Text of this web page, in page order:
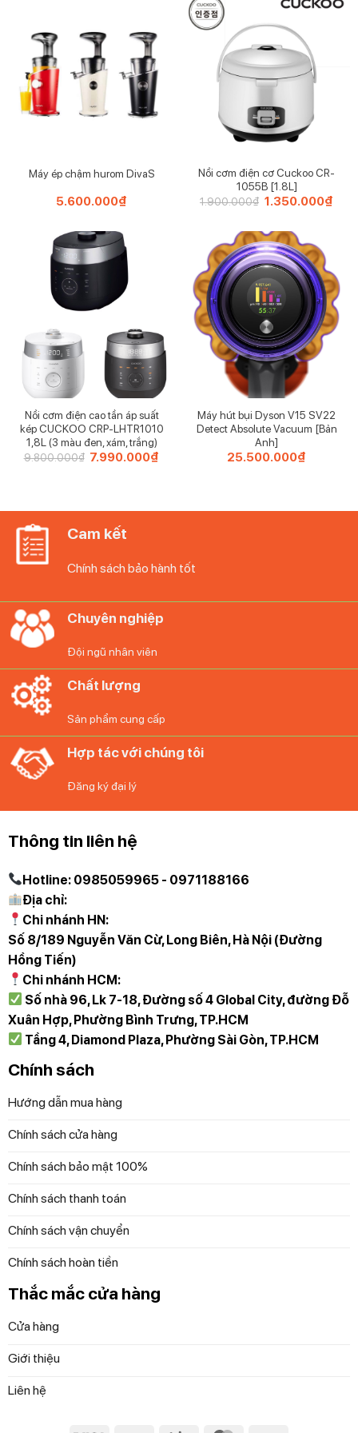
Máy ép chậm hurom DivaS
5.600.000₫
Nồi cơm điện cơ Cuckoo CR-
1055B [1.8L]
1.900.000₫ Giá
1.900.000₫.
1.350.000₫Giá
Nồi cơm điện cao tần áp suất
kép CUCKOO CRP-LHTR1010
1,8L (3 màu đen, xám, trắng)
9.800.000₫ Giá
7.990.000₫
Máy hút bụi Dyson V15 SV22
Detect Absolute Vacuum [Bản
Anh]
25.500.000₫
Cam kết
Chính sách bảo hành tốt
Chuyên nghiệp
Đội ngũ nhân viên
Chất lượng
Sản phẩm cung cấp
Hợp tác với chúng tôi
Đăng ký đại lý
Thông tin liên hệ
Hotline: 0985059965 - 0971188166
Địa chỉ:
Chi nhánh HN:
Số 8/189 Nguyễn Văn Cừ, Long Biên, Hà Nội (Đường
Hồng Tiến)
Chi nhánh HCM:
Số nhà 96, Lk 7-18, Đường số 4 Global City, đường Đỗ
Xuân Hợp, Phường Bình Trưng, TP.HCM
Tầng 4, Diamond Plaza, Phường Sài Gòn, TP.HCM
Chính sách
Hướng dẫn mua hàng
Chính sách cửa hàng
Chính sách bảo mật 100%
Chính sách thanh toán
Chính sách vận chuyển
Chính sách hoàn tiền
Thắc mắc cửa hàng
Cửa hàng
Giới thiệu
Liên hệ